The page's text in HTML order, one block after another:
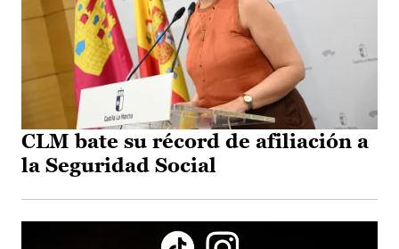
CLM bate su récord de afiliación a
la Seguridad Social